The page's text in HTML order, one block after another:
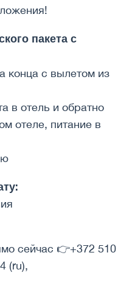
пакета с
конца с вылетом из
в отель и обратно
отеле, питание в
сейчас 👉+372 510
(ru),